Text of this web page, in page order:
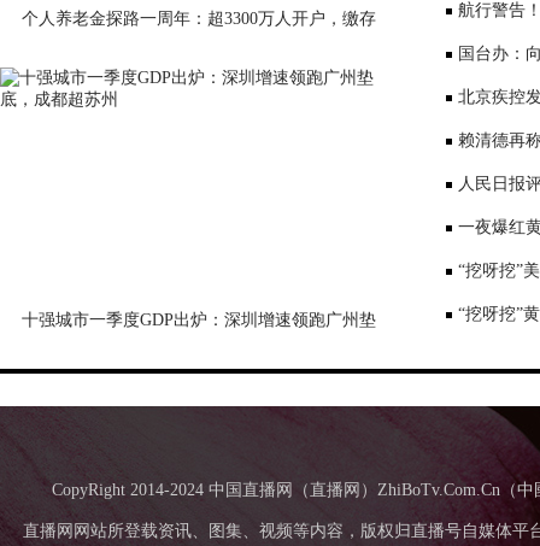
个人养老金探路一周年：超3300万人开户，缴存
十强城市一季度GDP出炉：深圳增速领跑广州垫
公布
航行警告
国台办：
表达深切哀
北京疾控
景要戴口罩
赖清德再
国台办回应
人民日报
一夜爆红
师：或涉嫌
“挖呀挖”
“挖呀挖”
CopyRight 2014-2024 中国直播网（直播网）ZhiBoTv.Com.Cn（
直播网网站所登载资讯、图集、视频等内容，版权归直播号自媒体